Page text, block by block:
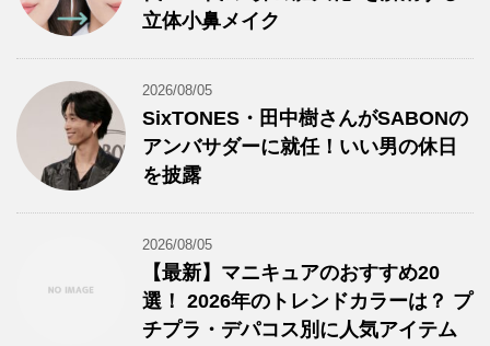
立体小鼻メイク
2026/08/05
SixTONES・田中樹さんがSABONの
アンバサダーに就任！いい男の休日
を披露
2026/08/05
【最新】マニキュアのおすすめ20
選！ 2026年のトレンドカラーは？ プ
チプラ・デパコス別に人気アイテム